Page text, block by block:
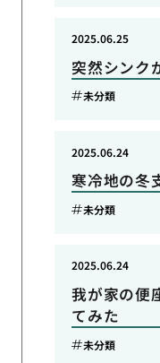
突然シンク
2025.06.25
未分類
寒冷地の冬
2025.06.24
未分類
我が家の便
てみた
2025.06.24
未分類